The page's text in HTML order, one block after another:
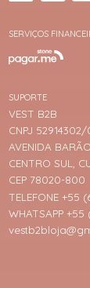
SERVIÇOS
SUPORTE
VEST B2B
CNPJ
AVENIDA
CENTRO SUL,
CEP 78020-800
TELEFONE +55
WHATSAPP